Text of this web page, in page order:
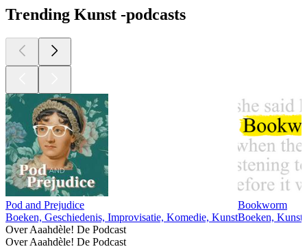
Trending Kunst -podcasts
Pod and Prejudice
Boeken, Geschiedenis, Improvisatie, Komedie, Kunst
Bookworm
Boeken, Kunst
Over Aaahdèle! De Podcast
Over Aaahdèle! De Podcast